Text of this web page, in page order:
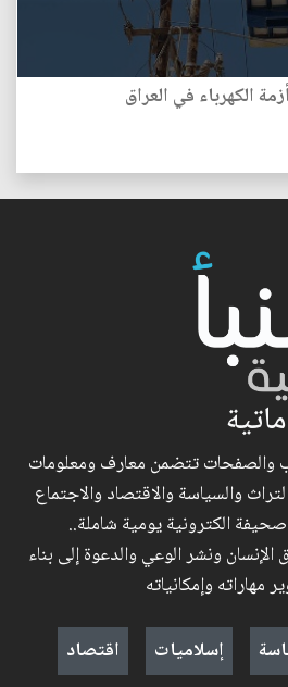
الكهرباء في العراق
والصفحات تتضمن معارف ومعلومات
والسياسة والاقتصاد والاجتماع
الكترونية يومية شاملة..
ونشر الوعي والدعوة إلى بناء
مهاراته وإمكانياته
إسلاميات اقتصاد